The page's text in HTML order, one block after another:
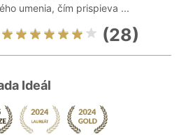
umenia, čím prispieva ...
(28)
Ideál